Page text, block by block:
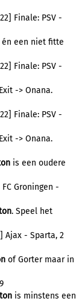
Finale: PSV -
én een niet fitte
Finale: PSV -
-> Onana.
Finale: PSV -
-> Onana.
is een oudere
Groningen -
. Speel het
Ajax - Sparta, 2
of Gorter maar in
is minstens een